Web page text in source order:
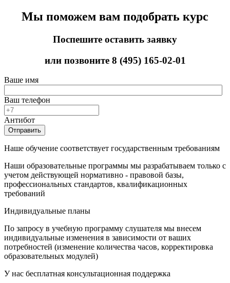
Мы поможем вам подобрать курс
Поспешите оставить заявку
или позвоните 8 (495) 165-02-01
Ваше имя
Ваш телефон
Антибот
Отправить
Наше обучение соответствует государственным требованиям
Наши образовательные программы мы разрабатываем только с
учетом действующей нормативно - правовой базы,
профессиональных стандартов, квалификационных
требований
Индивидуальные планы
По запросу в учебную программу слушателя мы внесем
индивидуальные изменения в зависимости от ваших
потребностей (изменение количества часов, корректировка
образовательных модулей)
У нас бесплатная консультационная поддержка